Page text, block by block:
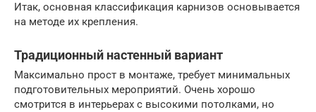
Итак, основная классификация карнизов основывается
на методе их крепления.
Традиционный настенный вариант
Максимально прост в монтаже, требует минимальных
подготовительных мероприятий. Очень хорошо
смотрится в интерьерах с высокими потолками, но